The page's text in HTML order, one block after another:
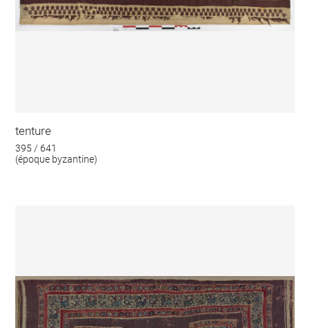
tenture
395 / 641
(époque byzantine)